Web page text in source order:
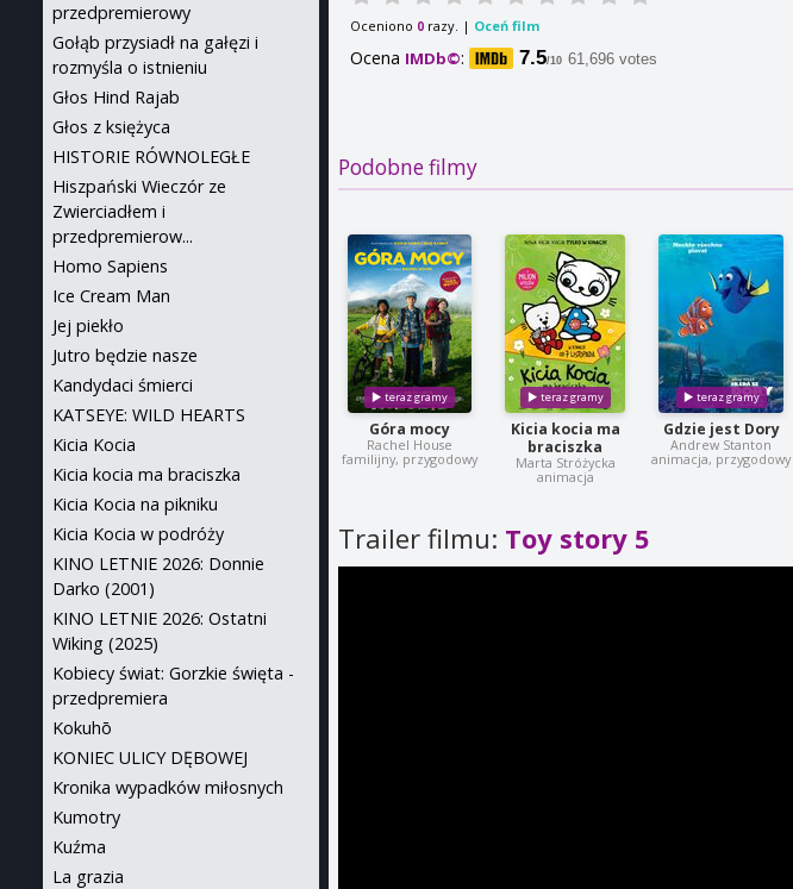
Oceniono 0 razy. | Oceń film
Ocena IMDb©: 7.5/10 61,696 votes
Podobne filmy
Góra mocy
Rachel House
familijny, przygodowy
Kicia kocia ma
braciszka
Marta Stróżycka
animacja
Gdzie jest Dory
Andrew Stanton
animacja, przygodowy
Trailer filmu: Toy story 5
przedpremierowy
Gołąb przysiadł na gałęzi i
rozmyśla o istnieniu
Głos Hind Rajab
Głos z księżyca
HISTORIE RÓWNOLEGŁE
Hiszpański Wieczór ze
Zwierciadłem i
przedpremierow...
Homo Sapiens
Ice Cream Man
Jej piekło
Jutro będzie nasze
Kandydaci śmierci
KATSEYE: WILD HEARTS
Kicia Kocia
Kicia kocia ma braciszka
Kicia Kocia na pikniku
Kicia Kocia w podróży
KINO LETNIE 2026: Donnie
Darko (2001)
KINO LETNIE 2026: Ostatni
Wiking (2025)
Kobiecy świat: Gorzkie święta -
przedpremiera
Kokuhō
KONIEC ULICY DĘBOWEJ
Kronika wypadków miłosnych
Kumotry
Kuźma
La grazia